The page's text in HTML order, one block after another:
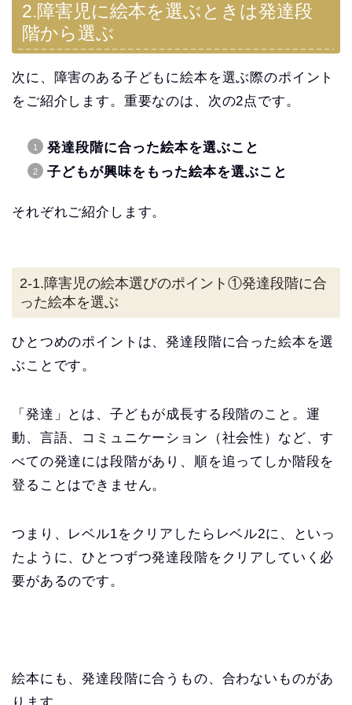
2.障害児に絵本を選ぶときは発達段
階から選ぶ
次に、障害のある子どもに絵本を選ぶ際のポイント
をご紹介します。重要なのは、次の2点です。
発達段階に合った絵本を選ぶこと
子どもが興味をもった絵本を選ぶこと
それぞれご紹介します。
2-1.障害児の絵本選びのポイント①発達段階に合
った絵本を選ぶ
ひとつめのポイントは、発達段階に合った絵本を選
ぶことです。
「発達」とは、子どもが成長する段階のこと。運
動、言語、コミュニケーション（社会性）など、す
べての発達には段階があり、順を追ってしか階段を
登ることはできません。
つまり、レベル1をクリアしたらレベル2に、といっ
たように、ひとつずつ発達段階をクリアしていく必
要があるのです。
絵本にも、発達段階に合うもの、合わないものがあ